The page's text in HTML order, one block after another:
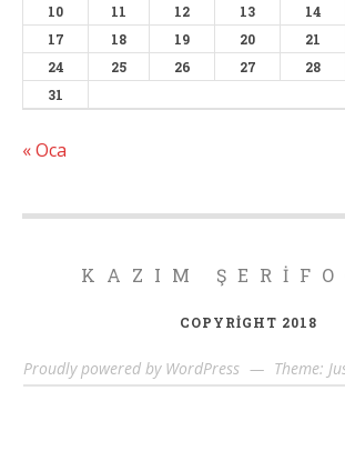
10
11 12 13 14
17
18 19 20 21
24
25 26 27 28
31
« Oca
KAZIM
COPYRIGHT 2018
Proudly powered by WordPress — Theme: